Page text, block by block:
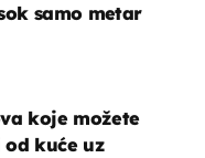
samo metar
koje možete
kuće uz